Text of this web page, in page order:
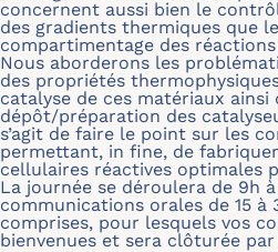
concernent aussi bien le
des gradients thermiques que
compartimentage des
Nous aborderons les
des propriétés
catalyse de ces matériaux ainsi
dépôt/préparation des
s’agit de faire le point sur les
permettant, in fine, de
cellulaires réactives optimales
La journée se déroulera de 9h
communications orales de 15 à
comprises, pour lesquels vos
bienvenues et sera clôturée